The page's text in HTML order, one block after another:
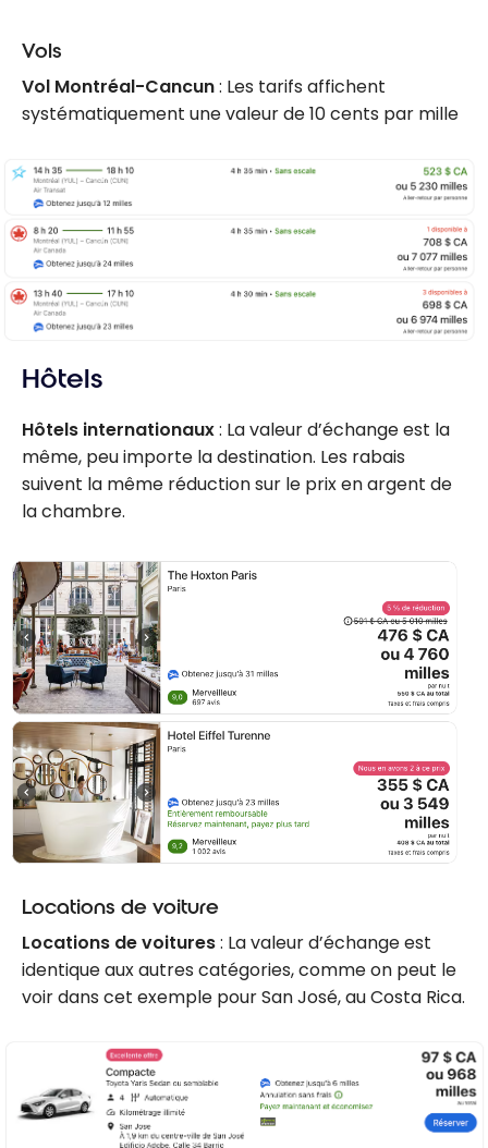
Vols
Vol Montréal-Cancun: Les tarifs affichent
systématiquement une valeur de 10 cents par mille
Hôtels
Hôtels internationaux: La valeur d’échange est la
même, peu importe la destination. Les rabais
suivent la même réduction sur le prix en argent de
la chambre.
Locations de voiture
Locations de voitures: La valeur d’échange est
identique aux autres catégories, comme on peut le
voir dans cet exemple pour San José, au Costa Rica.